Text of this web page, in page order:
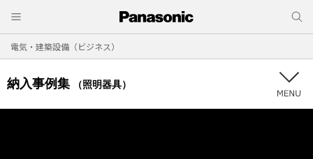
電気・建築設備（ビジネス）
納入事例集 （照明器具）